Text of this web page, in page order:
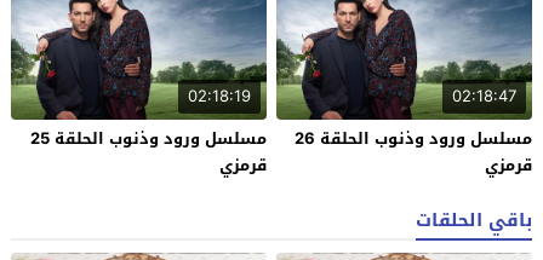
02:18:47
مسلسل ورود وذنوب الحلقة 26
قرمزي
02:18:19
مسلسل ورود وذنوب الحلقة 25
قرمزي
باقي الحلقات